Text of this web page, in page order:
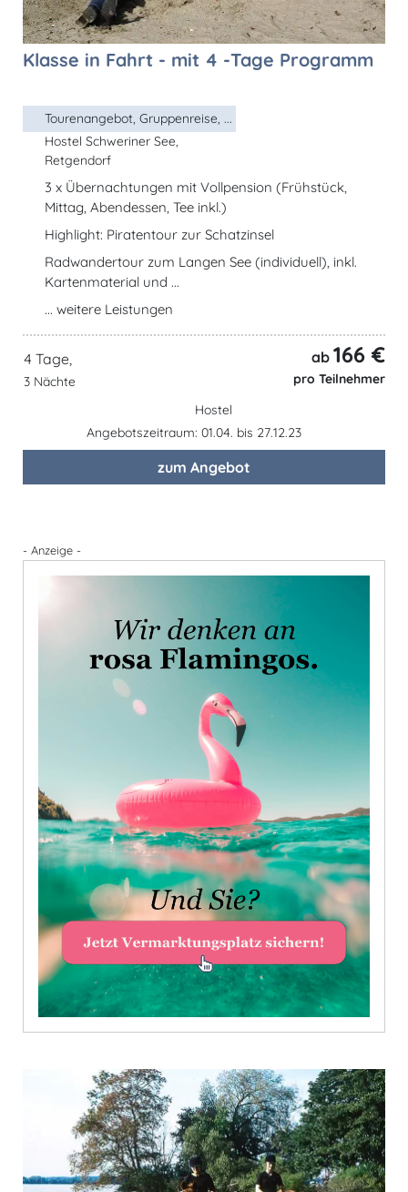
Klasse in Fahrt - mit 4 -Tage Programm
Tourenangebot, Gruppenreise, ...
Hostel Schweriner See,
Retgendorf
3 x Übernachtungen mit Vollpension (Frühstück,
Mittag, Abendessen, Tee inkl.)
Highlight: Piratentour zur Schatzinsel
Radwandertour zum Langen See (individuell), inkl.
Kartenmaterial und ...
... weitere Leistungen
4 Tage,
3 Nächte
ab 166 €
pro Teilnehmer
Hostel
Angebotszeitraum: 01.04. bis 27.12.23
zum Angebot
- Anzeige -